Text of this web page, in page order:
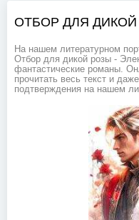
ОТБОР ДЛЯ
На нашем литературном
Отбор для дикой розы -
фантастические романы.
прочитать весь текст и
подтверждения на нашем